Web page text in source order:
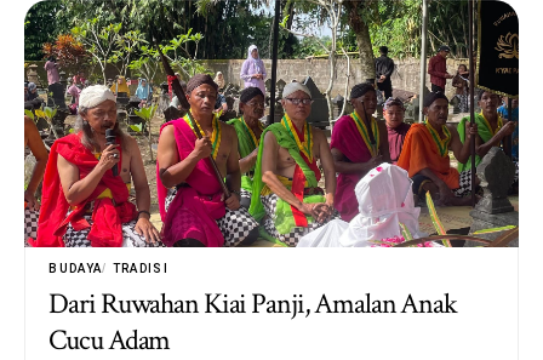
BUDAYA TRADISI
Dari Ruwahan Kiai Panji, Amalan Anak
Cucu Adam